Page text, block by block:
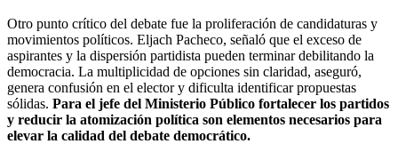
Otro punto crítico del debate fue la proliferación de candidaturas y
movimientos políticos. Eljach Pacheco, señaló que el exceso de
aspirantes y la dispersión partidista pueden terminar debilitando la
democracia. La multiplicidad de opciones sin claridad, aseguró,
genera confusión en el elector y dificulta identificar propuestas
sólidas. Para el jefe del Ministerio Público fortalecer los partidos
y reducir la atomización política son elementos necesarios para
elevar la calidad del debate democrático.